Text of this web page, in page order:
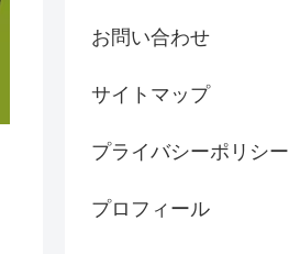
お問い合わせ
サイトマップ
プライバシーポリシー
プロフィール